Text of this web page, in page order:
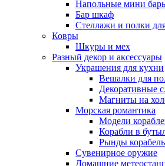
Напольные мини
Бар шкаф
Стеллажи и полки
Ковры
Шкуры и мех
Разный декор и аксессуары
Украшения для кухни
Вешалки для
Декоративные
Магниты на
Морская романтика
Модели
Корабли в
Рынды
Сувенирное оружие
Домашние